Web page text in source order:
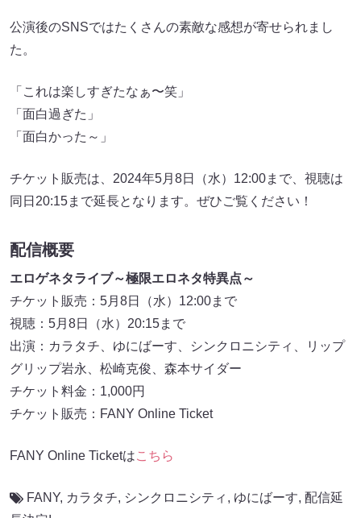
公演後のSNSではたくさんの素敵な感想が寄せられまし
た。
「これは楽しすぎたなぁ〜笑」
「面白過ぎた」
「面白かった～」
チケット販売は、2024年5月8日（水）12:00まで、視聴は
同日20:15まで延長となります。ぜひご覧ください！
配信概要
エロゲネタライブ～極限エロネタ特異点～
チケット販売：5月8日（水）12:00まで
視聴：5月8日（水）20:15まで
出演：カラタチ、ゆにばーす、シンクロニシティ、リップ
グリップ岩永、松崎克俊、森本サイダー
チケット料金：1,000円
チケット販売：FANY Online Ticket
FANY Online Ticketはこちら
FANY, カラタチ, シンクロニシティ , ゆにばーす, 配信延